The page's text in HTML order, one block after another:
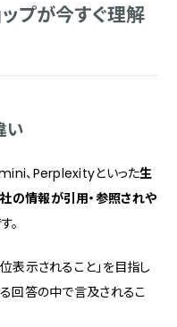
か
」とは
さえるべき5つのポイン
信
プが今すぐ理解
い
、Perplexityといった生
の情報が引用・参照されや
。
示されること」を目指し
回答の中で言及されるこ